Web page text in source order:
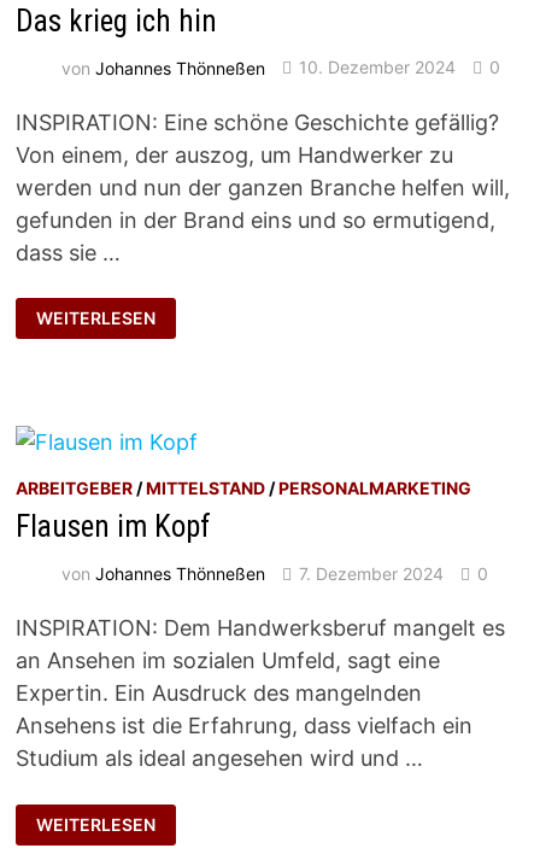
Das krieg ich hin
vonJohannes Thönneßen 10. Dezember 2024 0
INSPIRATION: Eine schöne Geschichte gefällig?
Von einem, der auszog, um Handwerker zu
werden und nun der ganzen Branche helfen will,
gefunden in der Brand eins und so ermutigend,
dass sie …
DAS
KRIEG
ICH
WEITERLESEN
ARBEITGEBER /MITTELSTAND /PERSONALMARKETING
Flausen im Kopf
vonJohannes Thönneßen 7. Dezember 2024 0
INSPIRATION: Dem Handwerksberuf mangelt es
an Ansehen im sozialen Umfeld, sagt eine
Expertin. Ein Ausdruck des mangelnden
Ansehens ist die Erfahrung, dass vielfach ein
Studium als ideal angesehen wird und …
FLAUSEN
IM
KOPF
WEITERLESEN